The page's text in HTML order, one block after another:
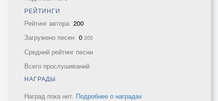
РЕЙТИНГИ
Рейтинг автора 200
Загружено песен 0 200
Средний рейтинг песни
Всего прослушиваний
НАГРАДЫ
Наград пока нет. Подробнее о наградах